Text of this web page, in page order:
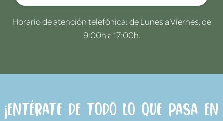
Horario de atención telefónica: de Lunes a Viernes, de
9:00h a 17:00h.
¡Entérate de todo lo que pasa en